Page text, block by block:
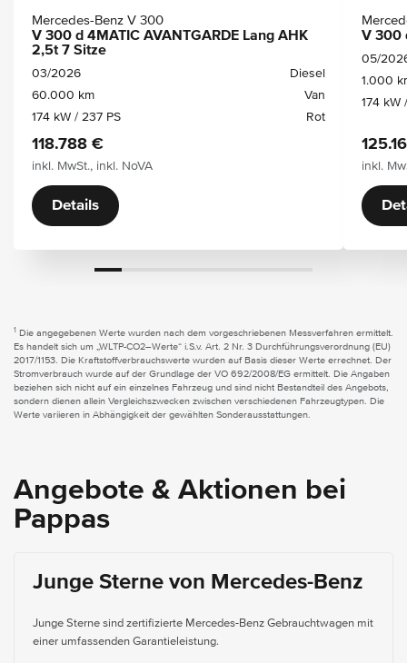
Mercedes-Benz V 300
V 300 d 4MATIC AVANTGARDE Lang AHK
2,5t 7 Sitze
03/2026
Diesel
60.000 km
Van
174 kW / 237 PS
Rot
118.788 €
inkl. MwSt., inkl. NoVA
Details
V 300
05/
1.000
174 kW
inkl.
1
Die angegebenen Werte wurden nach dem vorgeschriebenen Messverfahren ermittelt.
Es handelt sich um „WLTP-CO2–Werte“ i.S.v. Art. 2 Nr. 3 Durchführungsverordnung (EU)
2017/1153. Die Kraftstoffverbrauchswerte wurden auf Basis dieser Werte errechnet. Der
Stromverbrauch wurde auf der Grundlage der VO 692/2008/EG ermittelt. Die Angaben
beziehen sich nicht auf ein einzelnes Fahrzeug und sind nicht Bestandteil des Angebots,
sondern dienen allein Vergleichszwecken zwischen verschiedenen Fahrzeugtypen. Die
Werte variieren in Abhängigkeit der gewählten Sonderausstattungen.
Angebote & Aktionen bei
Pappas
Junge Sterne von Mercedes-Benz
Junge Sterne sind zertifizierte Mercedes-Benz Gebrauchtwagen mit
einer umfassenden Garantieleistung.